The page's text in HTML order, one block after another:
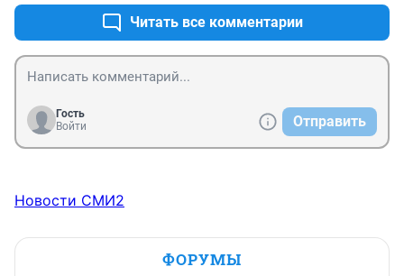
Читать все комментарии
Гость
Войти
Отправить
Новости СМИ2
ФОРУМЫ